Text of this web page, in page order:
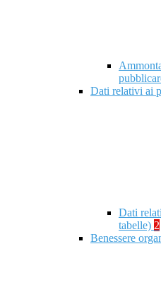
Dati relativi ai
Dati
tabelle) 2
Benessere